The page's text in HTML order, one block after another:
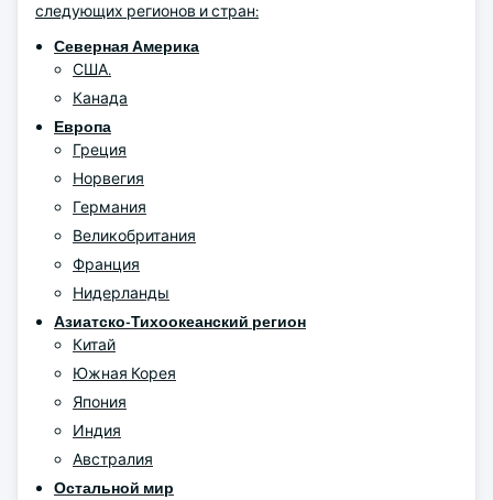
следующих регионов и стран:
Северная Америка
США.
Канада
Европа
Греция
Норвегия
Германия
Великобритания
Франция
Нидерланды
Азиатско-Тихоокеанский регион
Китай
Южная Корея
Япония
Индия
Австралия
Остальной мир